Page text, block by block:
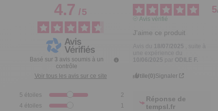
4.7/5
Basé sur 3 avis soumis à un
contrôle
Voir tous les avis sur ce site
5 étoiles
2
4 étoiles
1
5
Avis vérifié
J'aime ce produit
18/07/2025
, suite à
10/06/2025
ODILE F.
Utile(0)Signaler
Réponse de
tempsl.fr